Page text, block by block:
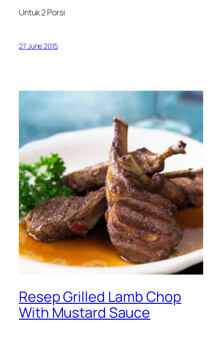
Untuk 2 Porsi
27 June 2015
Resep Grilled Lamb Chop
With Mustard Sauce